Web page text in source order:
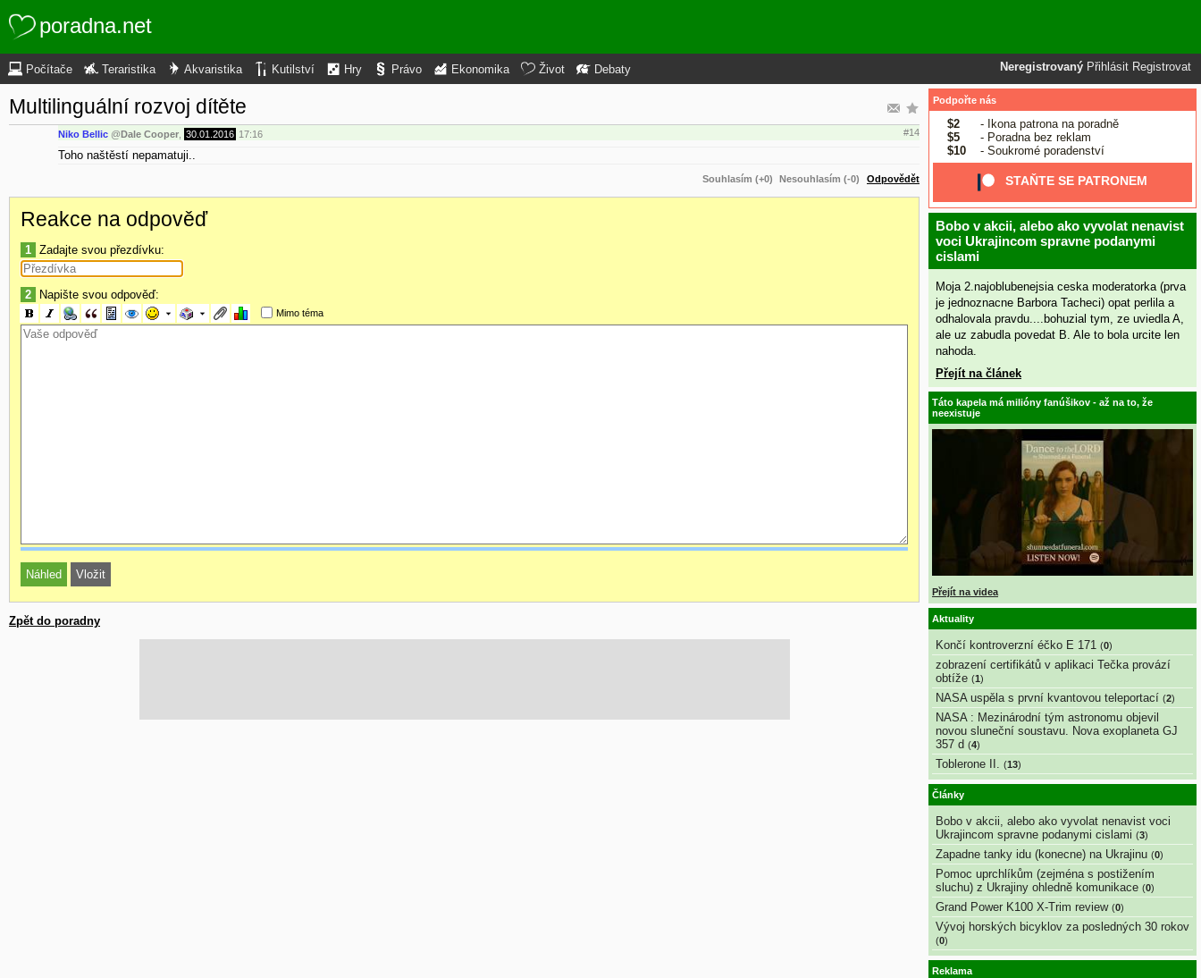
poradna.net
Neregistrovaný Přihlásit Registrovat
Počítače Teraristika Akvaristika Kutilství Hry Právo Ekonomika Život Debaty
Multilinguální rozvoj dítěte
Niko Bellic @Dale Cooper 30.01.2016 17:16 #14
Toho naštěstí nepamatuji..
Souhlasím (+0) Nesouhlasím (-0) Odpovědět
Reakce na odpověď
1 Zadajte svou přezdívku:
2 Napište svou odpověď:
Mimo téma
Zpět do poradny
Podpořte nás
$2
- Ikona patrona na poradně
$5
- Poradna bez reklam
$10
- Soukromé poradenství
STAŇTE SE PATRONEM
Bobo v akcii, alebo ako vyvolat nenavist
voci Ukrajincom spravne podanymi
cislami
Moja 2.najoblubenejsia ceska moderatorka (prva
je jednoznacne Barbora Tacheci) opat perlila a
odhalovala pravdu....bohuzial tym, ze uviedla A,
ale uz zabudla povedat B. Ale to bola urcite len
nahoda.
Přejít na článek
Táto kapela má milióny fanúšikov - až na to, že
neexistuje
Přejít na videa
Aktuality
Končí kontroverzní éčko E 171 (0)
zobrazení certifikátů v aplikaci Tečka provází
obtíže (1)
NASA uspěla s první kvantovou teleportací (2)
NASA : Mezinárodní tým astronomu objevil
novou sluneční soustavu. Nova exoplaneta GJ
357 d (4)
Toblerone II. (13)
Články
Bobo v akcii, alebo ako vyvolat nenavist voci
Ukrajincom spravne podanymi cislami (3)
Zapadne tanky idu (konecne) na Ukrajinu (0)
Pomoc uprchlíkům (zejména s postižením
sluchu) z Ukrajiny ohledně komunikace (0)
Grand Power K100 X-Trim review (0)
Vývoj horských bicyklov za posledných 30 rokov
(0)
Reklama